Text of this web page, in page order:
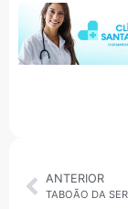
ANTERIOR